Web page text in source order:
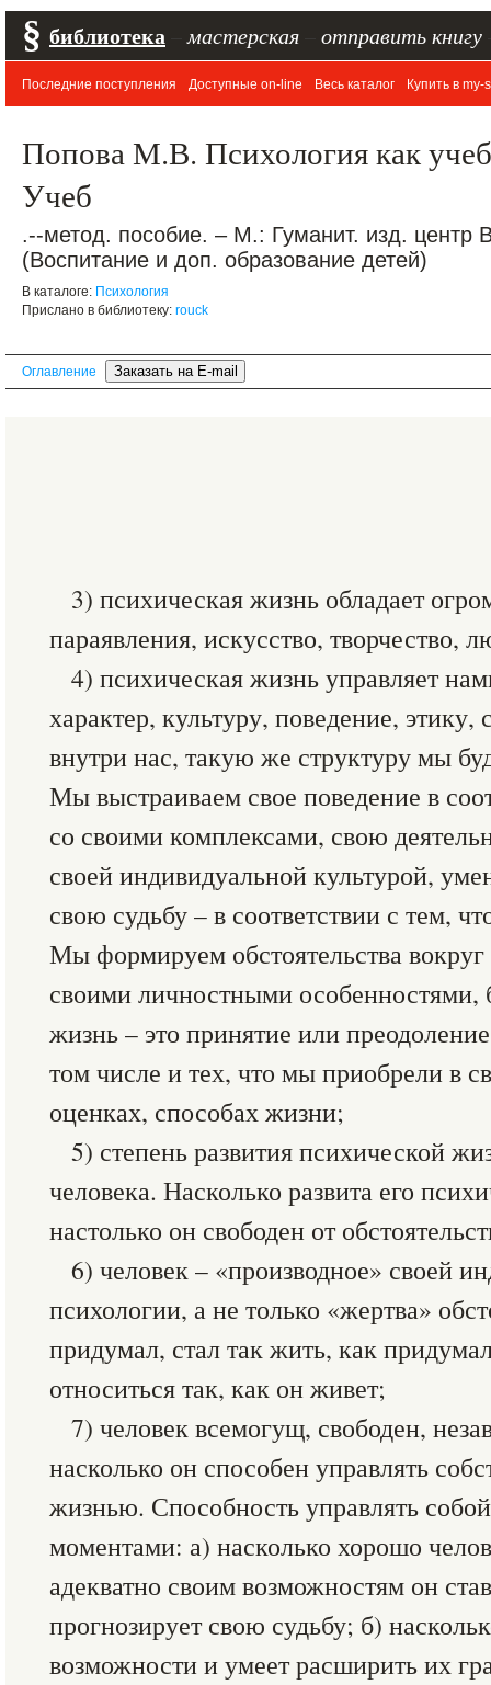
§ библиотека мастерская отправить книгу
Последние поступления Доступные on-line Весь каталог Купить в my-
Попова М.В. Психология как
Учеб
.--метод. пособие. – М.: Гуманит. изд.
(Воспитание и доп. образование детей)
В каталоге: Психология
Прислано в библиотеку: rouck
Оглавление
3) психическая жизнь обладает
параявления, искусство, творчество,
4) психическая жизнь управляет
характер, культуру, поведение,
внутри нас, такую же структуру мы
Мы выстраиваем свое поведение в
со своими комплексами, свою
своей индивидуальной культурой,
свою судьбу – в соответствии с тем,
Мы формируем обстоятельства вокруг
своими личностными особенностями,
жизнь – это принятие или
том числе и тех, что мы приобрели в
оценках, способах жизни;
5) степень развития психической
человека. Насколько развита его
настолько он свободен от
6) человек – «производное» своей
психологии, а не только «жертва»
придумал, стал так жить, как
относиться так, как он живет;
7) человек всемогущ, свободен,
насколько он способен управлять
жизнью. Способность управлять
моментами: а) насколько хорошо
адекватно своим возможностям он
прогнозирует свою судьбу; б)
возможности и умеет расширить их